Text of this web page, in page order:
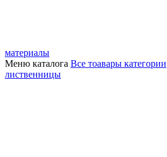
материалы
Меню каталога Все тоавары категории
лиственницы